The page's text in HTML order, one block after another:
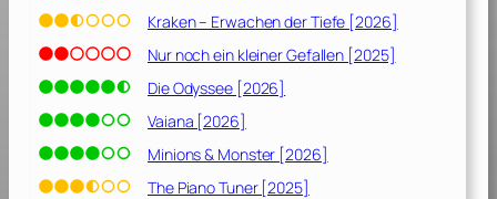
Kraken – Erwachen der Tiefe [2026]
Nur noch ein kleiner Gefallen [2025]
Die Odyssee [2026]
Vaiana [2026]
Minions & Monster [2026]
The Piano Tuner [2025]